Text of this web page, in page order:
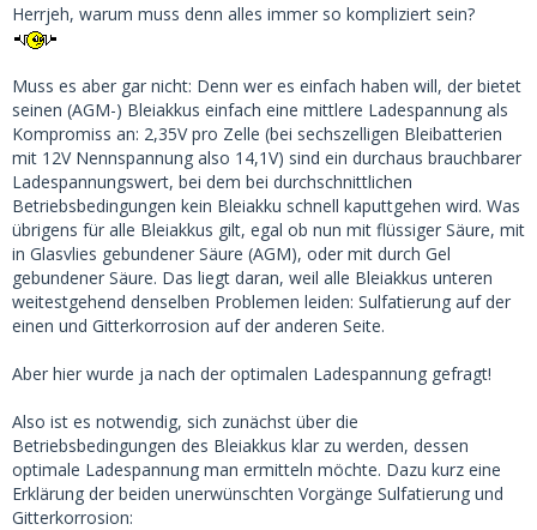
Herrjeh, warum muss denn alles immer so kompliziert sein?
Muss es aber gar nicht: Denn wer es einfach haben will, der bietet
seinen (AGM-) Bleiakkus einfach eine mittlere Ladespannung als
Kompromiss an: 2,35V pro Zelle (bei sechszelligen Bleibatterien
mit 12V Nennspannung also 14,1V) sind ein durchaus brauchbarer
Ladespannungswert, bei dem bei durchschnittlichen
Betriebsbedingungen kein Bleiakku schnell kaputtgehen wird. Was
übrigens für alle Bleiakkus gilt, egal ob nun mit flüssiger Säure, mit
in Glasvlies gebundener Säure (AGM), oder mit durch Gel
gebundener Säure. Das liegt daran, weil alle Bleiakkus unteren
weitestgehend denselben Problemen leiden: Sulfatierung auf der
einen und Gitterkorrosion auf der anderen Seite.
Aber hier wurde ja nach der optimalen Ladespannung gefragt!
Also ist es notwendig, sich zunächst über die
Betriebsbedingungen des Bleiakkus klar zu werden, dessen
optimale Ladespannung man ermitteln möchte. Dazu kurz eine
Erklärung der beiden unerwünschten Vorgänge Sulfatierung und
Gitterkorrosion: